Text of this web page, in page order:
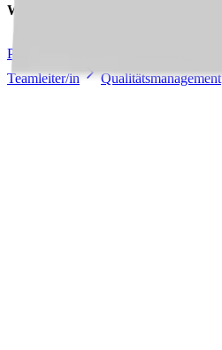
Weitere Jobs in
Pflegedienstleitung
Teamleiter/in
Qualitätsmanagement